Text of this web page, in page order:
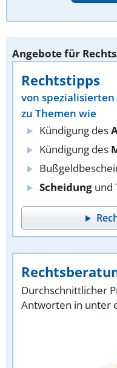
Angebote für
Rechtstipps
von
zu Themen wie
Kündigung des
Kündigung des
Scheidung und
Durchschnittlicher
Antworten in unter